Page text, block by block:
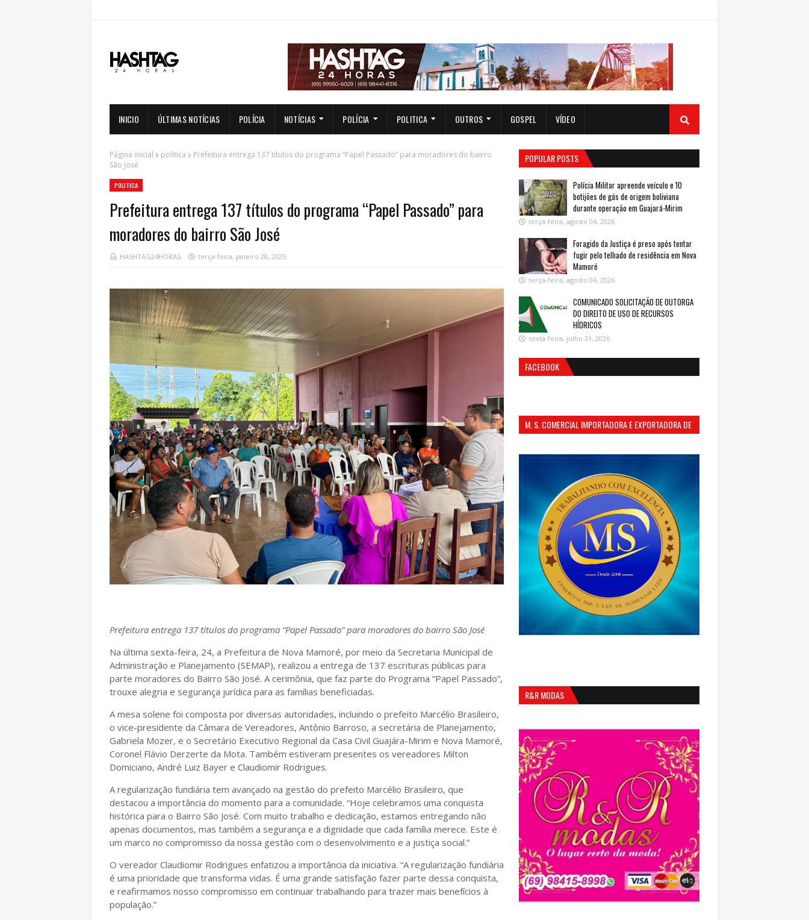
INICIO ÚLTIMAS NOTÍCIAS POLÍCIA NOTÍCIAS POLÍCIA POLITICA OUTROS GOSPEL VÍDEO
Página inicial politica
Prefeitura entrega 137 títulos do programa “Papel Passado” para moradores do bairro
São José
POLITICA
Prefeitura entrega 137 títulos do programa “Papel Passado” para
moradores do bairro São José
HASHTAG24HORAS terça-feira, janeiro 28, 2025
Prefeitura entrega 137 títulos do programa “Papel Passado” para moradores do bairro São José
Na última sexta-feira, 24, a Prefeitura de Nova Mamoré, por meio da Secretaria Municipal de
Administração e Planejamento (SEMAP), realizou a entrega de 137 escrituras públicas para
parte moradores do Bairro São José. A cerimônia, que faz parte do Programa “Papel Passado”,
trouxe alegria e segurança jurídica para as famílias beneficiadas.
A mesa solene foi composta por diversas autoridades, incluindo o prefeito Marcélio Brasileiro,
o vice-presidente da Câmara de Vereadores, Antônio Barroso, a secretária de Planejamento,
Gabriela Mozer, e o Secretário Executivo Regional da Casa Civil Guajára-Mirim e Nova Mamoré,
Coronel Flávio Derzerte da Mota. Também estiveram presentes os vereadores Milton
Domiciano, André Luiz Bayer e Claudiomir Rodrigues.
A regularização fundiária tem avançado na gestão do prefeito Marcélio Brasileiro, que
destacou a importância do momento para a comunidade. “Hoje celebramos uma conquista
histórica para o Bairro São José. Com muito trabalho e dedicação, estamos entregando não
apenas documentos, mas também a segurança e a dignidade que cada família merece. Este é
um marco no compromisso da nossa gestão com o desenvolvimento e a justiça social.”
O vereador Claudiomir Rodrigues enfatizou a importância da iniciativa. “A regularização fundiária
é uma prioridade que transforma vidas. É uma grande satisfação fazer parte dessa conquista,
e reafirmamos nosso compromisso em continuar trabalhando para trazer mais benefícios à
população.”
POPULAR POSTS
Polícia Militar apreende veículo e 10
botijões de gás de origem boliviana
durante operação em Guajará-Mirim
terça-feira, agosto 04, 2026
Foragido da Justiça é preso após tentar
fugir pelo telhado de residência em Nova
Mamoré
terça-feira, agosto 04, 2026
COMUNICADO SOLICITAÇÃO DE OUTORGA
DO DIREITO DE USO DE RECURSOS
HÍDRICOS
sexta-feira, julho 31, 2026
FACEBOOK
M. S. COMERCIAL IMPORTADORA E EXPORTADORA DE
R&R MODAS